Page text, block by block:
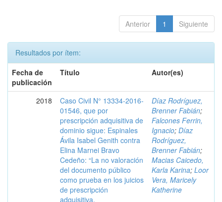
Anterior 1 Siguiente
Resultados por ítem:
Fecha de
publicación
Título Autor(es)
2018
Caso Civil N° 13334-2016-
01546, que por
prescripción adquisitiva de
dominio sigue: Espinales
Ávila Isabel Genith contra
Elina Marnei Bravo
Cedeño: “La no valoración
del documento público
como prueba en los juicios
de prescripción
adquisitiva.
Díaz Rodríguez,
Brenner Fabián;
Falcones Ferrin,
Ignacio; Díaz
Rodríguez,
Brenner Fabián;
Macias Caicedo,
Karla Karina; Loor
Vera, Maricely
Katherine